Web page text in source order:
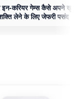
इन-करियर गेम्स कैसे अपने
लेने के लिए जेफरी पसंद